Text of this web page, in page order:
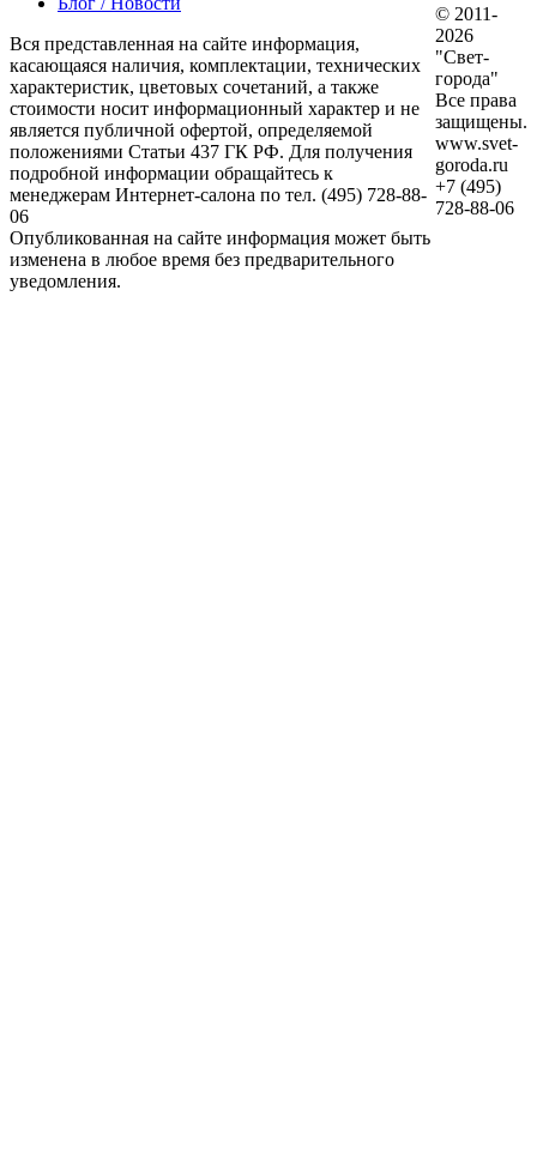
Вся представленная на сайте информация,
касающаяся наличия, комплектации, технических
характеристик, цветовых сочетаний, а также
стоимости носит информационный характер и не
является публичной офертой, определяемой
положениями Статьи 437 ГК РФ. Для получения
подробной информации обращайтесь к
менеджерам Интернет-салона по тел. (495) 728-88-
06
Опубликованная на сайте информация может быть
изменена в любое время без предварительного
уведомления.
© 2011-
2026
"Свет-
города"
Все права
защищены.
www.svet-
goroda.ru
+7 (495)
728-88-06